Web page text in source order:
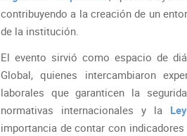
contribuyendo a la creación de un
de la institución.
El evento sirvió como espacio de
Global, quienes intercambiaron
laborales que garanticen la
normativas internacionales y la
importancia de contar con